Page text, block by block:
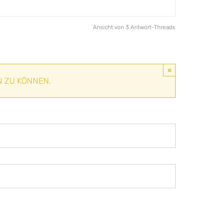
Ansicht von 3 Antwort-Threads
×
ZU KÖNNEN.